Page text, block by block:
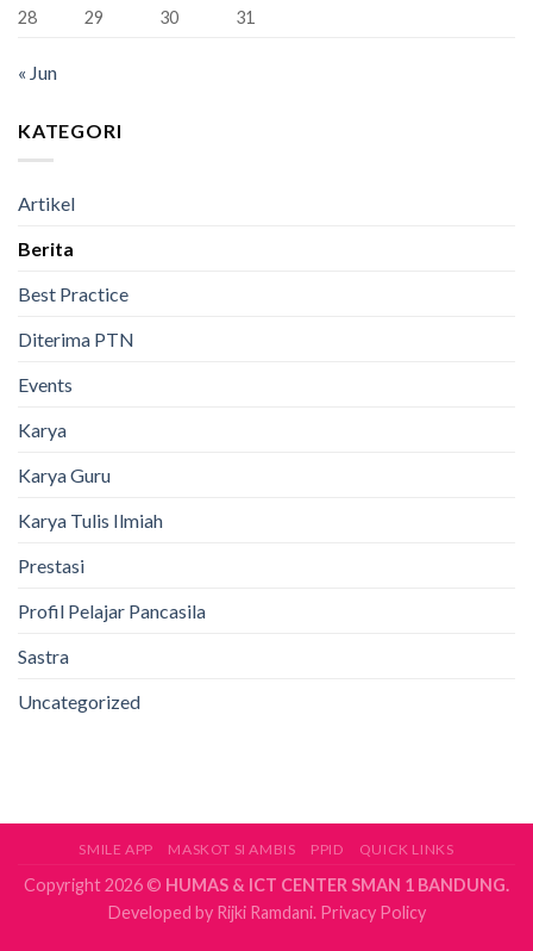
28
29 30 31
« Jun
KATEGORI
Artikel
Berita
Best Practice
Diterima PTN
Events
Karya
Karya Guru
Karya Tulis Ilmiah
Prestasi
Profil Pelajar Pancasila
Sastra
Uncategorized
SMILE APP MASKOT SI AMBIS PPID QUICK LINKS
Copyright 2026 © HUMAS & ICT CENTER SMAN 1 BANDUNG.
Developed byRijki Ramdani.Privacy Policy